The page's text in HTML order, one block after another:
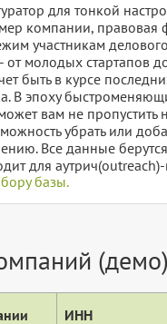
для тонкой
компании, правовая
участникам
от молодых стартапов
быть в курсе
В эпоху
вам не
убрать или
Все данные
для
базы.
(демо)
ИНН